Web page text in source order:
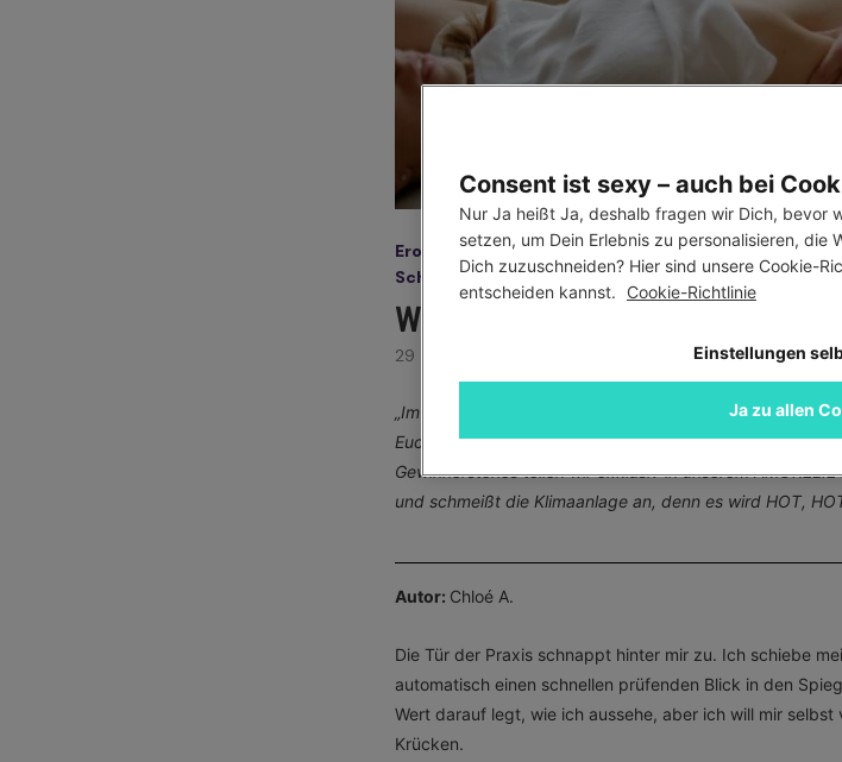
Erotische Geschichten
Schreibwettbewerb
61.503
WENN DER SOMMER NEU BEGINNT
29 August 2025,
„Im Sommer wird geknallt“ – unter diesem Motto feiern
Euch dazu aufgerufen, Eure erotischen
Gewinnerstories teilen wir exklusiv in unserem
und schmeißt die Klimaanlage an, denn es wird HOT,
Autor: Chloé A.
Die Tür der Praxis schnappt hinter mir zu. Ich schiebe
automatisch einen schnellen prüfenden Blick in den
Wert darauf legt, wie ich aussehe, aber ich will mir
Krücken.
Consent ist sexy – auch bei
Nur Ja heißt Ja, deshalb fragen wir Dich, bevor
setzen, um Dein Erlebnis zu personalisieren, die
Dich zuzuschneiden? Hier sind unsere Cookie-
entscheiden kannst.
Cookie-Richtlinie
Einstellungen
Ja zu allen